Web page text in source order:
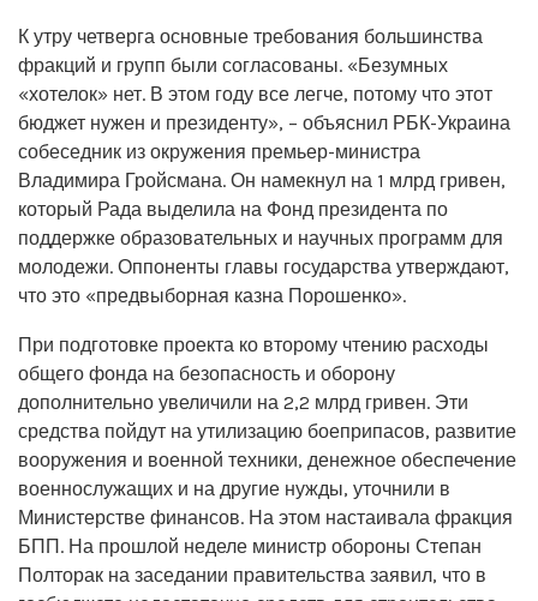
К утру четверга основные требования большинства
фракций и групп были согласованы. «Безумных
«хотелок» нет. В этом году все легче, потому что этот
бюджет нужен и президенту», – объяснил РБК-Украина
собеседник из окружения премьер-министра
Владимира Гройсмана. Он намекнул на 1 млрд гривен,
который Рада выделила на Фонд президента по
поддержке образовательных и научных программ для
молодежи. Оппоненты главы государства утверждают,
что это «предвыборная казна Порошенко».
При подготовке проекта ко второму чтению расходы
общего фонда на безопасность и оборону
дополнительно увеличили на 2,2 млрд гривен. Эти
средства пойдут на утилизацию боеприпасов, развитие
вооружения и военной техники, денежное обеспечение
военнослужащих и на другие нужды, уточнили в
Министерстве финансов. На этом настаивала фракция
БПП. На прошлой неделе министр обороны Степан
Полторак на заседании правительства заявил, что в